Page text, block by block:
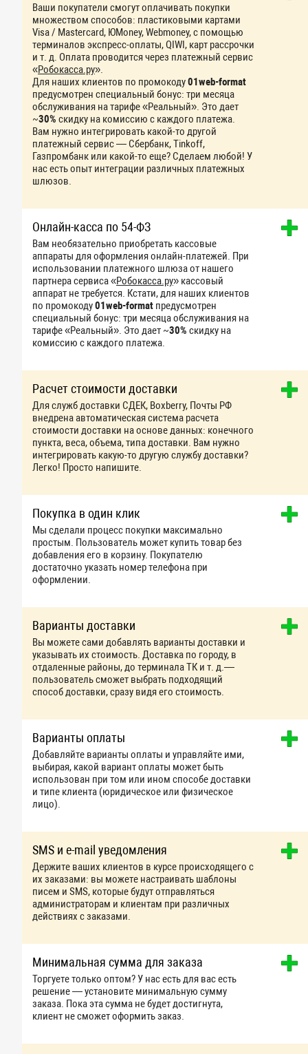
Ваши покупатели смогут оплачивать покупки
множеством способов: пластиковыми картами
Visa / Mastercard, ЮMoney, Webmoney, с помощью
терминалов экспресс-оплаты, QIWI, карт рассрочки
и т. д. Оплата проводится через платежный сервис
«Робокасса.ру».
Для наших клиентов по промокоду01web-format
предусмотрен специальный бонус: три месяца
обслуживания на тарифе «Реальный». Это дает
~30% скидку на комиссию с каждого платежа.
Вам нужно интегрировать какой-то другой
платежный сервис — Сбербанк, Tinkoff,
Газпромбанк или какой-то еще? Сделаем любой! У
нас есть опыт интеграции различных платежных
шлюзов.
Онлайн-касса по 54-ФЗ
Вам необязательно приобретать кассовые
аппараты для оформления онлайн-платежей. При
использовании платежного шлюза от нашего
партнера сервиса «Робокасса.ру» кассовый
аппарат не требуется. Кстати, для наших клиентов
по промокоду01web-format предусмотрен
специальный бонус: три месяца обслуживания на
тарифе «Реальный». Это дает ~30% скидку на
комиссию с каждого платежа.
Расчет стоимости доставки
Для служб доставки СДЕК, Boxberry, Почты РФ
внедрена автоматическая система расчета
стоимости доставки на основе данных: конечного
пункта, веса, объема, типа доставки. Вам нужно
интегрировать какую-то другую службу доставки?
Легко! Просто напишите.
Покупка в один клик
Мы сделали процесс покупки максимально
простым. Пользователь может купить товар без
добавления его в корзину. Покупателю
достаточно указать номер телефона при
оформлении.
Варианты доставки
Вы можете сами добавлять варианты доставки и
указывать их стоимость. Доставка по городу, в
отдаленные районы, до терминала ТК и т. д.—
пользователь сможет выбрать подходящий
способ доставки, сразу видя его стоимость.
Варианты оплаты
Добавляйте варианты оплаты и управляйте ими,
выбирая, какой вариант оплаты может быть
использован при том или ином способе доставки
и типе клиента (юридическое или физическое
лицо).
SMS и e-mail уведомления
Держите ваших клиентов в курсе происходящего с
их заказами: вы можете настраивать шаблоны
писем и SMS, которые будут отправляться
администраторам и клиентам при различных
действиях с заказами.
Минимальная сумма для заказа
Торгуете только оптом? У нас есть для вас есть
решение — установите минимальную сумму
заказа. Пока эта сумма не будет достигнута,
клиент не сможет оформить заказ.